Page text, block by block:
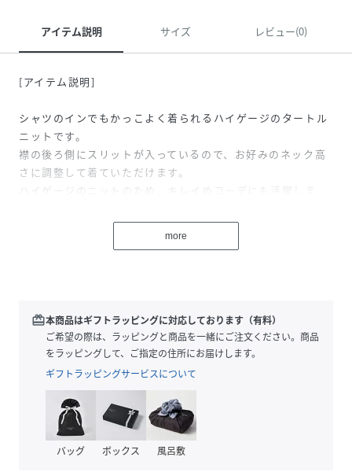
アイテム説明 サイズ レビュー(0)
[アイテム説明]
シャツのインでもかっこよく着られるハイゲージのタートル
ニットです。
襟の後ろ側にスリットが入っているので、お好みのネック高
さに調整して着ていただけます。
［洗濯方法］洗濯の際はネットを使用してください
原産国 中国
素材
ポリエステル46% アクリル28% ナイロン21%
毛5%
M(9ゴウ)、L(11ゴウ)
クリーニング 手洗い可
more
redeem本商品はギフトラッピングに対応しております（有料）
ご希望の際は、ラッピングと商品を一緒にご注文ください。商品
をラッピングして、ご指定の住所にお届けします。
ギフトラッピングサービスについて
バッグ ボックス 風呂敷